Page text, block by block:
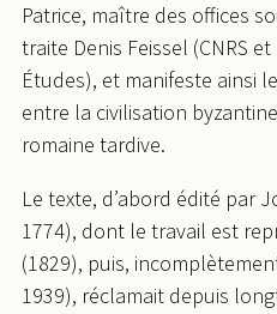
Patrice, maître des offices
traite Denis Feissel (CNRS
Études), et manifeste ainsi
entre la civilisation
romaine tardive.
Le texte, d’abord édité par
1774), dont le travail est
(1829), puis,
1939), réclamait depuis